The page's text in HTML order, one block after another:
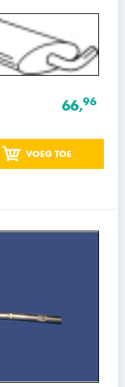
66,96
VOEG TOE